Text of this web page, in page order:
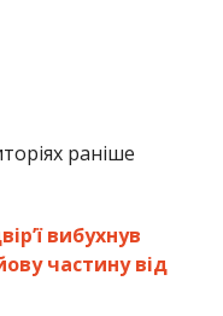
раніше
вибухнув
частину від